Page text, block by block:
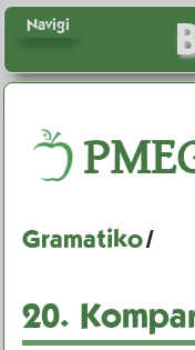
Navigi
Gramatiko/
20.